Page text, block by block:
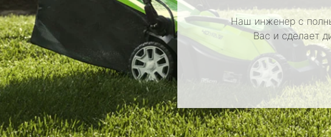
Наш инженер с
Вас и сделает